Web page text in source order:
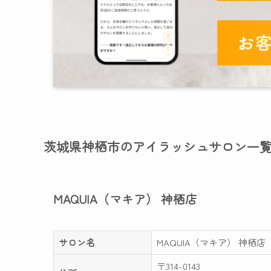
茨城県神栖市のアイラッシュサロン一
MAQUIA（マキア） 神栖店
サロン名 MAQUIA（マキア） 神栖店
〒314-0143